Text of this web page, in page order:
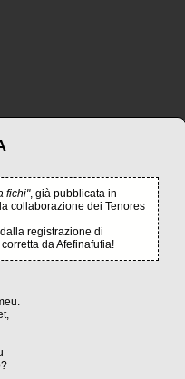
fichi", già pubblicata in
collaborazione dei Tenores
registrazione di
da Afefinafufia!